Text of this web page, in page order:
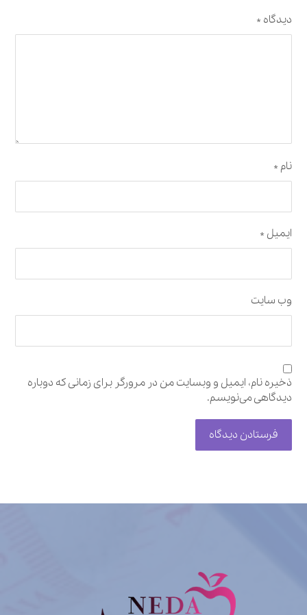
دیدگاه *
نام *
ایمیل *
وب‌ سایت
ذخیره نام، ایمیل و وبسایت من در مرورگر برای زمانی که دوباره
دیدگاهی می‌نویسم.
فرستادن دیدگاه